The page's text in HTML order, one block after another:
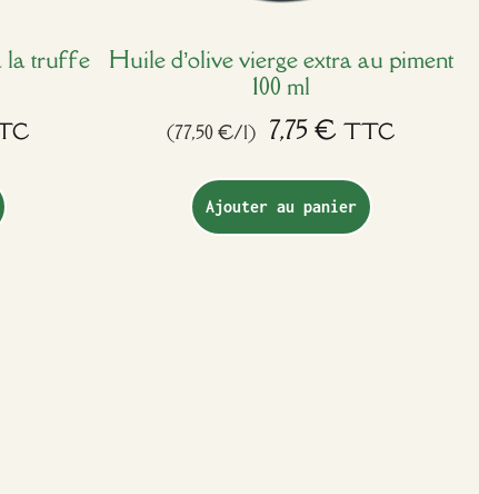
la truffe
Huile d’olive vierge extra au piment
100 ml
(77,50 €/l) 7,75€ TTC
Ajouter au panier